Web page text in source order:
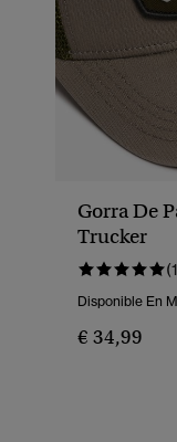
Gorra De
Trucker
Disponible En
€ 34,99